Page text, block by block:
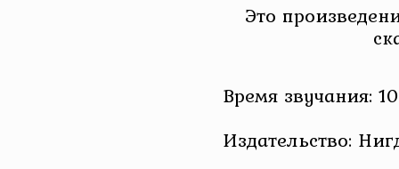
Это
Время звучания:
Издательство: